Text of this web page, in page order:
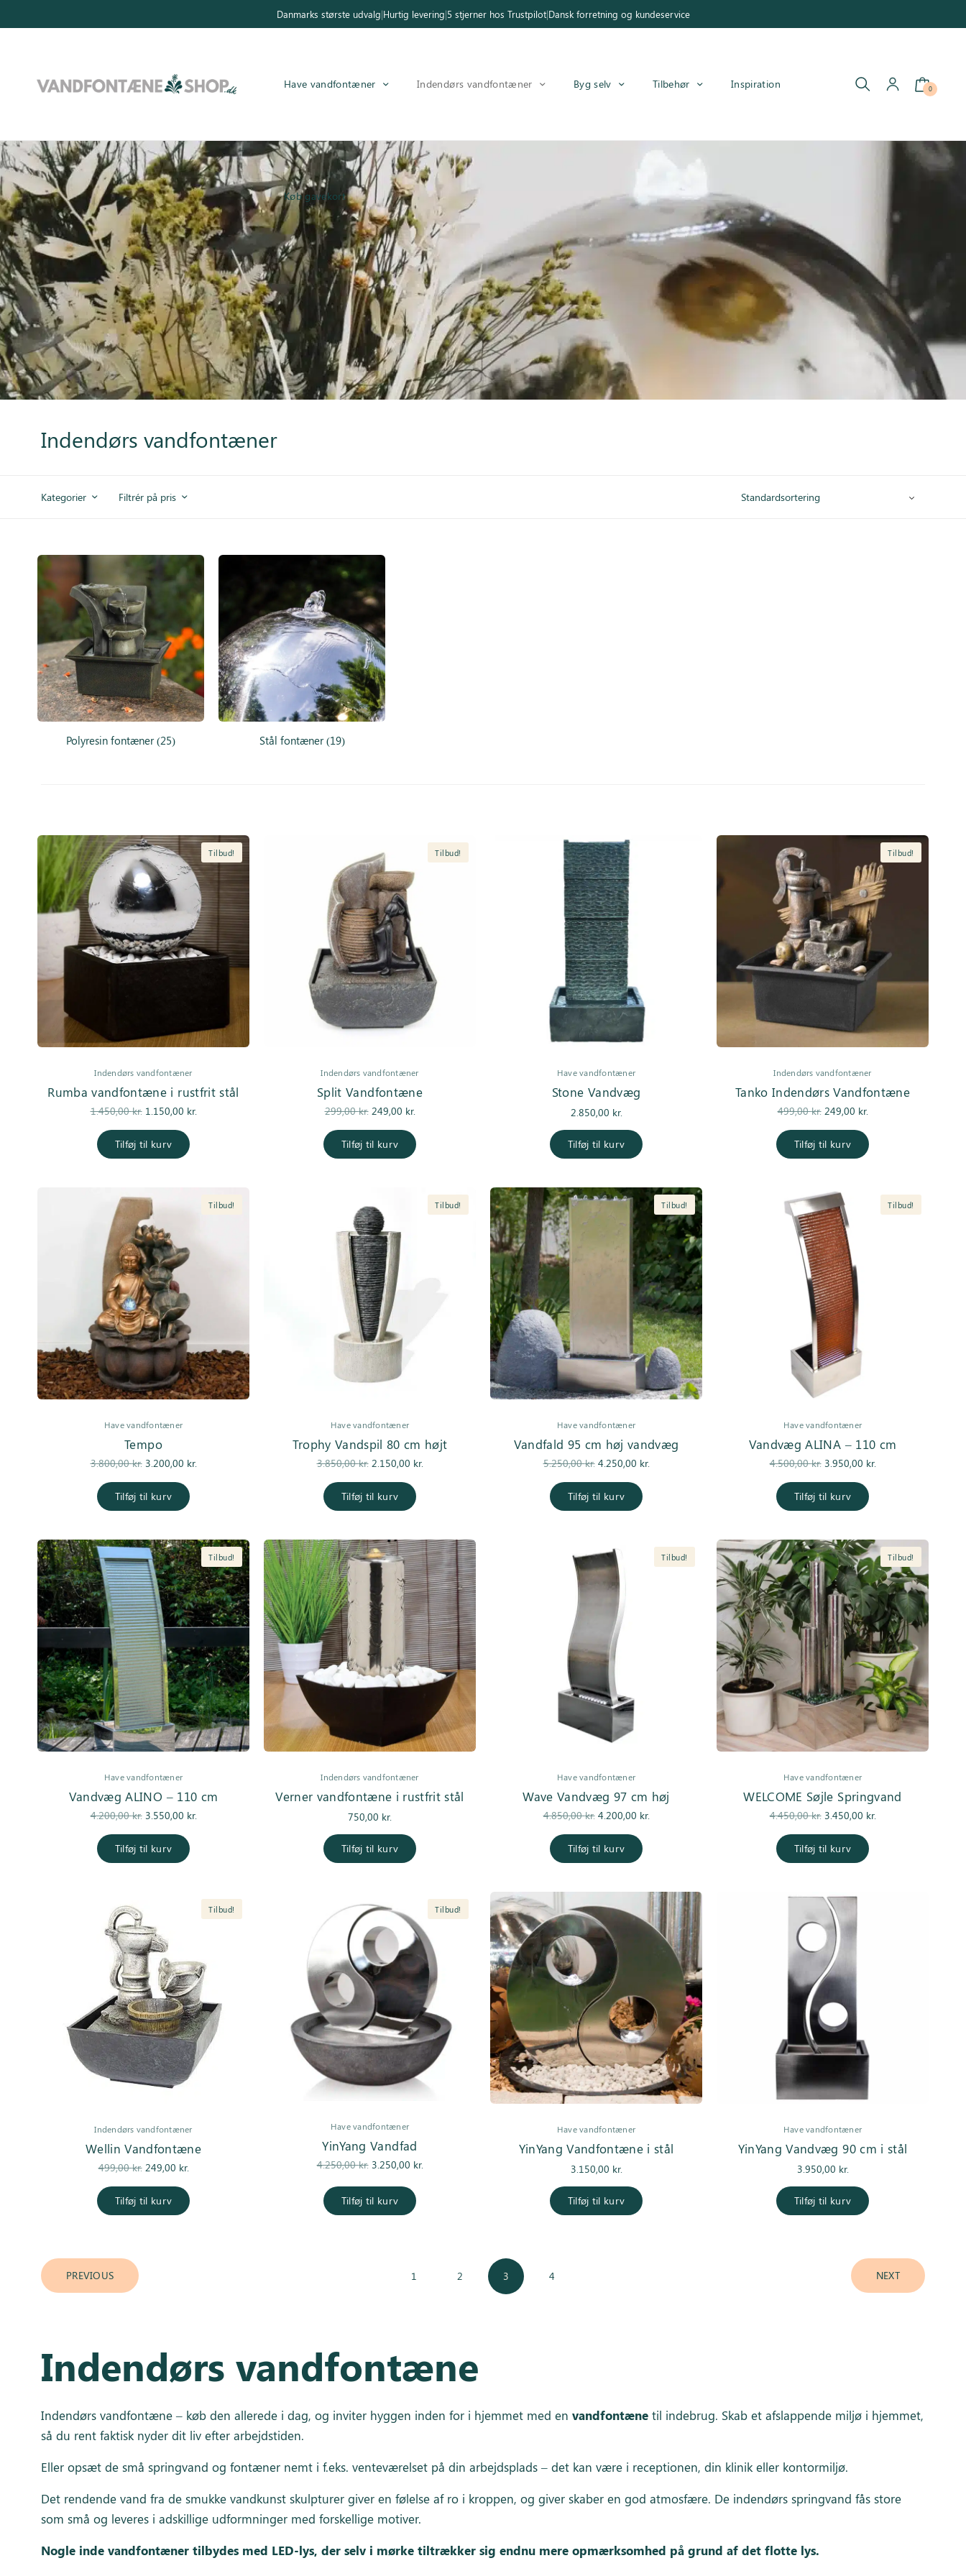
Danmarks største udvalg|Hurtig levering|5 stjerner hos Trustpilot|Dansk forretning og kundeservice
Have vandfontæner Indendørs vandfontæner Byg selv Tilbehør Inspiration
Køb gavekort
0
Indendørs vandfontæner
Kategorier Filtrér på pris
Polyresin fontæner(25) Stål fontæner(19)
Tilbud!
Indendørs vandfontæner
Rumba vandfontæne i rustfrit stål
1.450,00kr.
Den
oprindelige
pris var:
1.450,00 kr..
1.150,00 kr.
Tilføj til kurv
Tilbud!
Indendørs vandfontæner
Split Vandfontæne
299,00kr.
Den
oprindelige
pris var:
299,00 kr..
249,00 kr.
Tilføj til kurv
Have vandfontæner
Stone Vandvæg
2.850,00 kr.
Tilføj til kurv
Tilbud!
Indendørs vandfontæner
Tanko Indendørs Vandfontæne
499,00kr.
Den
oprindelige
pris var:
499,00 kr..
249,00 kr.
Tilføj til kurv
Tilbud!
Have vandfontæner
Tempo
3.800,00kr.
Den
oprindelige
pris var:
3.800,00 kr..
3.200,00 kr.
Tilføj til kurv
Tilbud!
Have vandfontæner
Trophy Vandspil 80 cm højt
3.850,00kr.
Den
oprindelige
pris var:
3.850,00 kr..
2.150,00 kr.
Tilføj til kurv
Tilbud!
Have vandfontæner
Vandfald 95 cm høj vandvæg
5.250,00kr.
Den
oprindelige
pris var:
5.250,00 kr..
4.250,00 kr.
Tilføj til kurv
Tilbud!
Have vandfontæner
Vandvæg ALINA – 110 cm
4.500,00kr.
Den
oprindelige
pris var:
4.500,00 kr..
3.950,00 kr.
Tilføj til kurv
Tilbud!
Have vandfontæner
Vandvæg ALINO – 110 cm
4.200,00kr.
Den
oprindelige
pris var:
4.200,00 kr..
3.550,00 kr.
Tilføj til kurv
Indendørs vandfontæner
Verner vandfontæne i rustfrit stål
750,00 kr.
Tilføj til kurv
Tilbud!
Have vandfontæner
Wave Vandvæg 97 cm høj
4.850,00kr.
Den
oprindelige
pris var:
4.850,00 kr..
4.200,00 kr.
Tilføj til kurv
Tilbud!
Have vandfontæner
WELCOME Søjle Springvand
4.450,00kr.
Den
oprindelige
pris var:
4.450,00 kr..
3.450,00 kr.
Tilføj til kurv
Tilbud!
Indendørs vandfontæner
Wellin Vandfontæne
499,00kr.
Den
oprindelige
pris var:
499,00 kr..
249,00 kr.
Tilføj til kurv
Tilbud!
Have vandfontæner
YinYang Vandfad
4.250,00kr.
Den
pris var:
4.250,00 kr..
3.250,00 kr.
Tilføj til kurv
Have vandfontæner
YinYang Vandfontæne i stål
3.150,00 kr.
Tilføj til kurv
Have vandfontæner
YinYang Vandvæg 90 cm i stål
3.950,00 kr.
Tilføj til kurv
PREVIOUS 1 2 3 4 NEXT
Indendørs vandfontæne
Indendørs vandfontæne – køb den allerede i dag, og inviter hyggen inden for i hjemmet med envandfontæne til indebrug. Skab et afslappende miljø i hjemmet,
så du rent faktisk nyder dit liv efter arbejdstiden.
Eller opsæt de små springvand og fontæner nemt i f.eks. venteværelset på din arbejdsplads – det kan være i receptionen, din klinik eller kontormiljø.
Det rendende vand fra de smukke vandkunst skulpturer giver en følelse af ro i kroppen, og giver skaber en god atmosfære. De indendørs springvand fås store
som små og leveres i adskillige udformninger med forskellige motiver.
Nogle inde vandfontæner tilbydes med LED-lys, der selv i mørke tiltrækker sig endnu mere opmærksomhed på grund af det flotte lys.
Indendørs vandfontæner
Byg selv
Tilbehør
Inspiration
Køb gavekort
Inspiration
Galleri
Kundeservice